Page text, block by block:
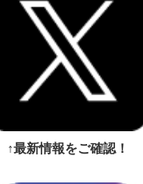
↑最新情報をご確認！